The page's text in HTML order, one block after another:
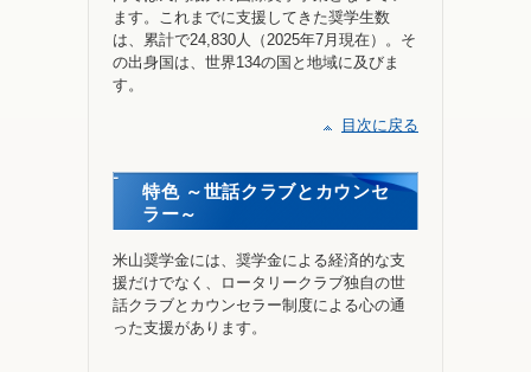
ます。これまでに支援してきた奨学生数
は、累計で24,830人（2025年7月現在）。そ
の出身国は、世界134の国と地域に及びま
す。
目次に戻る
特色 ～世話クラブとカウンセ
ラー～
米山奨学金には、奨学金による経済的な支
援だけでなく、ロータリークラブ独自の世
話クラブとカウンセラー制度による心の通
った支援があります。